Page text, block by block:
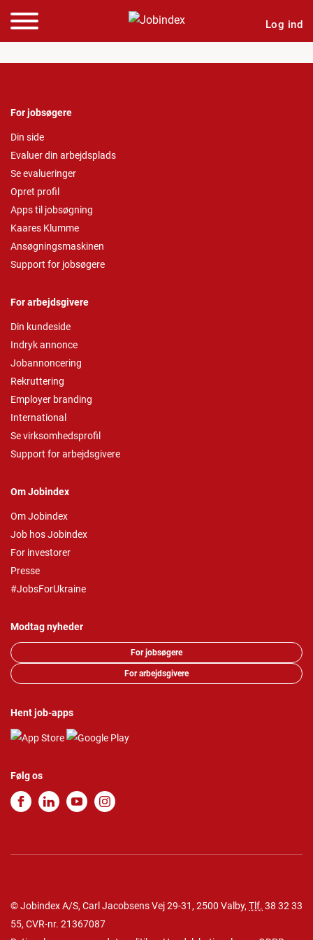
Log ind
For jobsøgere
Din side
Evaluer din arbejdsplads
Se evalueringer
Opret profil
Apps til jobsøgning
Kaares Klumme
Ansøgningsmaskinen
Support for jobsøgere
For arbejdsgivere
Din kundeside
Indryk annonce
Jobannoncering
Rekruttering
Employer branding
International
Se virksomhedsprofil
Support for arbejdsgivere
Om Jobindex
Om Jobindex
Job hos Jobindex
For investorer
Presse
#JobsForUkraine
Modtag nyheder
For jobsøgere
For arbejdsgivere
Hent job-apps
Følg os
© Jobindex A/S, Carl Jacobsens Vej 29-31, 2500 Valby, Tlf. 38 32 33
55, CVR-nr. 21367087